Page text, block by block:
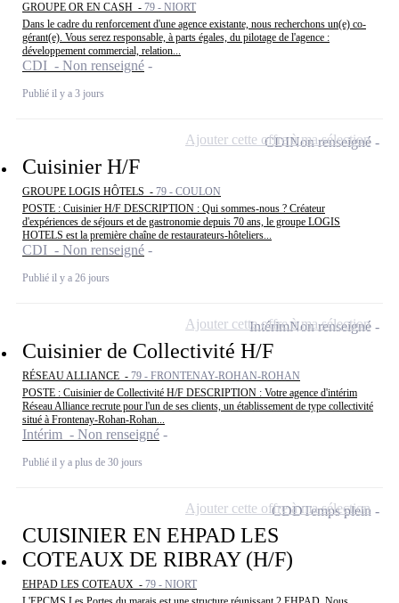
GROUPE OR EN CASH - 79 - NIORT
Dans le cadre du renforcement d'une agence existante, nous recherchons un(e) co-
gérant(e). Vous serez responsable, à parts égales, du pilotage de l'agence :
développement commercial, relation...
CDI - Non renseigné
Publié il y a 3 jours
Cuisinier H/F
GROUPE LOGIS HÔTELS - 79 - COULON
POSTE : Cuisinier H/F DESCRIPTION : Qui sommes-nous ? Créateur
d'expériences de séjours et de gastronomie depuis 70 ans, le groupe LOGIS
HOTELS est la première chaîne de restaurateurs-hôteliers...
CDI - Non renseigné
Publié il y a 26 jours
CDINon renseigné
Ajouter cette offre à ma sélection
Cuisinier de Collectivité H/F
RÉSEAU ALLIANCE - 79 - FRONTENAY-ROHAN-ROHAN
POSTE : Cuisinier de Collectivité H/F DESCRIPTION : Votre agence d'intérim
Réseau Alliance recrute pour l'un de ses clients, un établissement de type collectivité
situé à Frontenay-Rohan-Rohan...
Intérim - Non renseigné
Publié il y a plus de 30 jours
IntérimNon renseigné
Ajouter cette offre à ma sélection
CUISINIER EN EHPAD LES
COTEAUX DE RIBRAY (H/F)
EHPAD LES COTEAUX - 79 - NIORT
CDDTemps plein
Ajouter cette offre à ma sélection